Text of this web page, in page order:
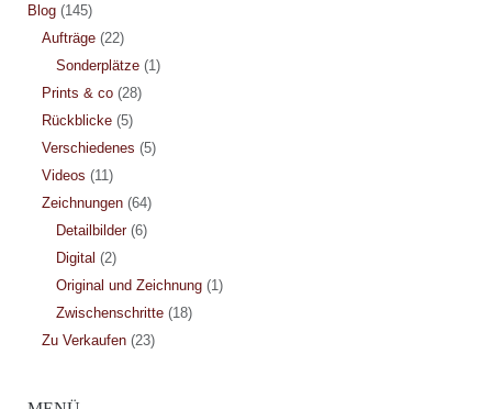
Blog(145)
Aufträge(22)
Sonderplätze(1)
Prints & co(28)
Rückblicke(5)
Verschiedenes (5)
Videos (11)
Zeichnungen(64)
Detailbilder(6)
Digital (2)
Original und Zeichnung(1)
Zwischenschritte(18)
Zu Verkaufen(23)